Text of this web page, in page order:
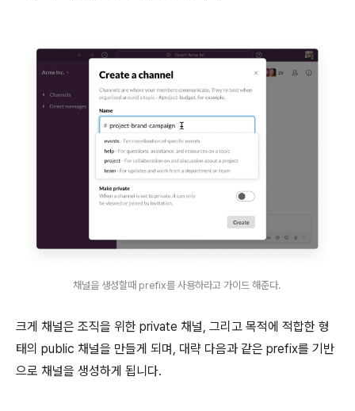
채널을 생성할때 prefix를 사용하라고 가이드 해준다.
크게 채널은 조직을 위한 private 채널, 그리고 목적에 적합한 형
태의 public 채널을 만들게 되며, 대략 다음과 같은 prefix를 기반
으로 채널을 생성하게 됩니다.